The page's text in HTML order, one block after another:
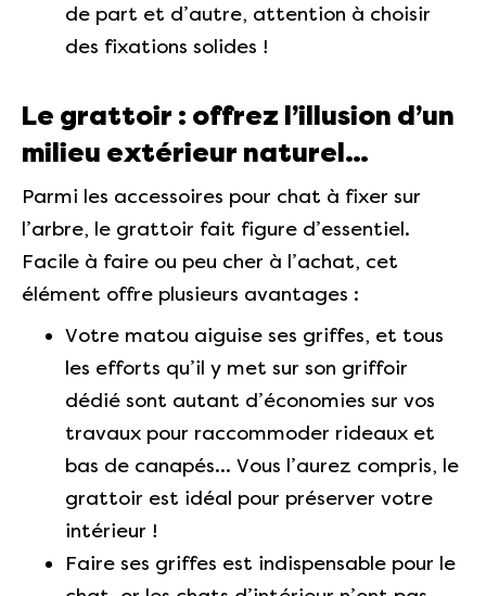
de part et d’autre, attention à choisir
des fixations solides !
Le grattoir : offrez l’illusion d’un
milieu extérieur naturel…
Parmi les accessoires pour chat à fixer sur
l’arbre, le grattoir fait figure d’essentiel.
Facile à faire ou peu cher à l’achat, cet
élément offre plusieurs avantages :
Votre matou aiguise ses griffes, et tous
les efforts qu’il y met sur son griffoir
dédié sont autant d’économies sur vos
travaux pour raccommoder rideaux et
bas de canapés… Vous l’aurez compris, le
grattoir est idéal pour préserver votre
intérieur !
Faire ses griffes est indispensable pour le